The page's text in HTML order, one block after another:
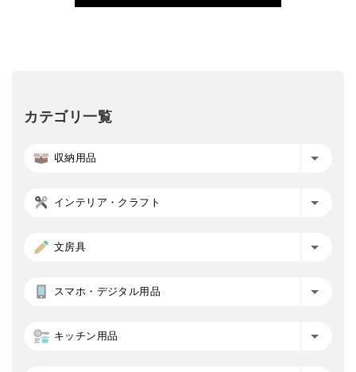
カテゴリ一覧
収納用品
インテリア・クラフト
文房具
スマホ・デジタル用品
キッチン用品